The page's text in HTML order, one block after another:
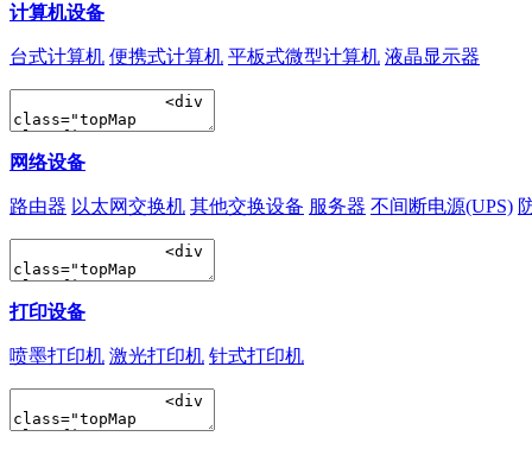
计算机设备
台式计算机 便携式计算机 平板式微型计算机 液晶显示器
网络设备
路由器 以太网交换机 其他交换设备 服务器 不间断电源(UPS)
打印设备
喷墨打印机 激光打印机 针式打印机